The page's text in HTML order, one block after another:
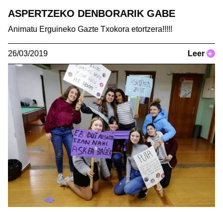
ASPERTZEKO DENBORARIK GABE
Animatu Erguineko Gazte Txokora etortzera!!!!!
26/03/2019 Leer +